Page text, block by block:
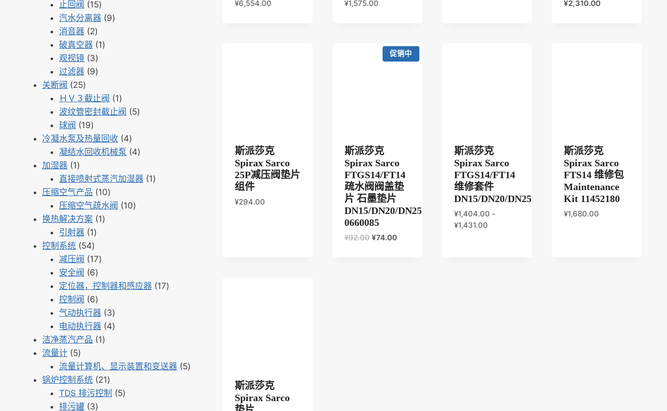
¥6,554.00
¥1,575.00
价
¥2,310.00当
斯派莎克
Spirax Sarco
25P减压阀垫片
组件
¥294.00
促销中
斯派莎克
Spirax Sarco
FTGS14/FT14
疏水阀阀盖垫
片 石墨垫片
DN15/DN20/DN25
0660085
¥92.00 原
¥74.00当
斯派莎克
Spirax Sarco
FTGS14/FT14
维修套件
DN15/DN20/DN25
¥1,404.00 -
¥1,431.00
斯派莎克
Spirax Sarco
FTS14 维修包
Maintenance
Kit 11452180
¥1,680.00
斯派莎克
Spirax Sarco
品产
品 产
止回阀 1515
个
品
汽水分离器 99
消音器 22
个
产
品
破真空器 11
观视镜 33
个
品
过滤器 99
产
品
关断阀 2525
个
产
品
ＨＶ３截止阀 11
个
品
波纹管密封截止阀 55
品
球阀 1919
个
产
冷凝水泵及热量回收 44
个
品
凝结水回收机械泵 44
产
加湿器 11
个
产
品
直接喷射式蒸汽加湿器 11
压缩空气产品 1010
个
压缩空气疏水阀 1010
换热解决方案 11
引射器 11
个
产
品
控制系统 5454
个
产
品
减压阀 1717
产
安全阀 66
个
产
品
定位器，控制器和感应器 1717
控制阀 66
个
产
品
气动执行器 33
个
电动执行器 44
品
洁净蒸汽产品 11
产
品
流量计 55
个
产
品
流量计算机、显示装置和变送器 55
锅炉控制系统 2121
个
TDS 排污控制 55
排污罐 33